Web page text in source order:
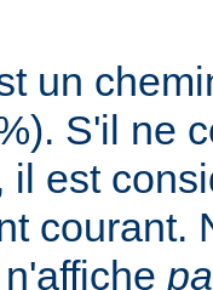
un
S'il ne
il est
courant.